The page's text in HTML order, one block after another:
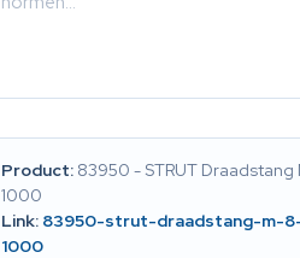
Product: 83950 - STRUT
1000
Link: 83950-strut-draadstang-m-
1000